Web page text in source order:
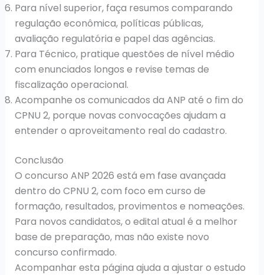
Para nível superior, faça resumos comparando
regulação econômica, políticas públicas,
avaliação regulatória e papel das agências.
Para Técnico, pratique questões de nível médio
com enunciados longos e revise temas de
fiscalização operacional.
Acompanhe os comunicados da ANP até o fim do
CPNU 2, porque novas convocações ajudam a
entender o aproveitamento real do cadastro.
Conclusão
O concurso ANP 2026 está em fase avançada
dentro do CPNU 2, com foco em curso de
formação, resultados, provimentos e nomeações.
Para novos candidatos, o edital atual é a melhor
base de preparação, mas não existe novo
concurso confirmado.
Acompanhar esta página ajuda a ajustar o estudo